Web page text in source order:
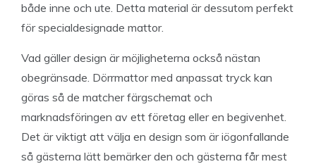
både inne och ute. Detta material är dessutom perfekt
för specialdesignade mattor.
Vad gäller design är möjligheterna också nästan
obegränsade. Dörrmattor med anpassat tryck kan
göras så de matcher färgschemat och
marknadsföringen av ett företag eller en begivenhet.
Det är viktigt att välja en design som är iögonfallande
så gästerna lätt bemärker den och gästerna får mest